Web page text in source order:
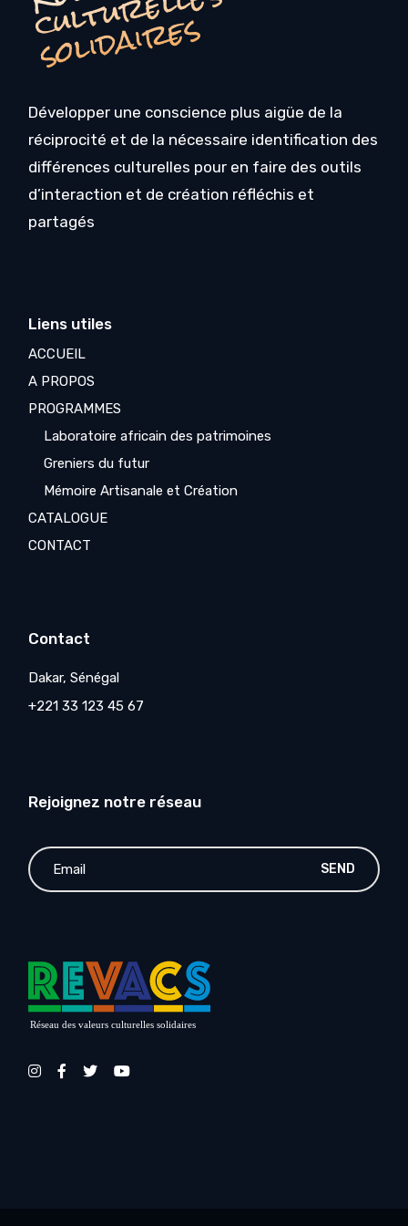
s
Développer une conscience plus aigüe de la
réciprocité et de la nécessaire identification des
différences culturelles pour en faire des outils
d’interaction et de création réfléchis et
partagés
Liens utiles
ACCUEIL
A PROPOS
PROGRAMMES
Laboratoire africain des patrimoines
Greniers du futur
Mémoire Artisanale et Création
CATALOGUE
CONTACT
Contact
Dakar, Sénégal
+221 33 123 45 67
Rejoignez notre réseau
SEND
Réseau des valeurs culturelles solidaires